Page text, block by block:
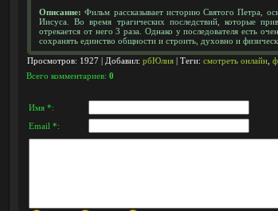
Описание: Фильм рассказывает историю Святого Петра,
Иисуса. Во время трагических последствий, которые
отрекается от него 3 раза. Однако у последователя есть
сохранять единство общности и строить, духовно и
Просмотров: 1927 | Добавил: рбЮлия | Теги: смотреть онлайн
Всего комментариев: 0
Имя *:
Email *: